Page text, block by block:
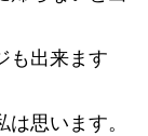
も出来ます
思います。